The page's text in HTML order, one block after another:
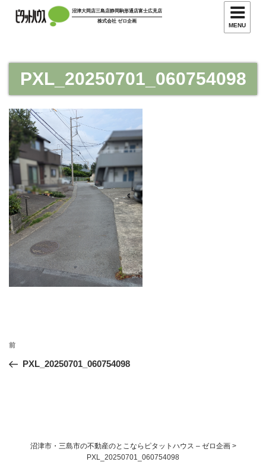
ツ
沼津大岡店三島店静岡駒形通店富士広見店
株式会社 ゼロ企画
MENU
PXL_20250701_060754098
投
ナ
過
去
前
PXL_20250701_060754098
沼津市・三島市の不動産のとこならピタットハウス – ゼロ企画>
PXL_20250701_060754098